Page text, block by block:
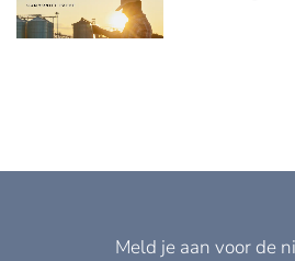
Meld je aan voor de